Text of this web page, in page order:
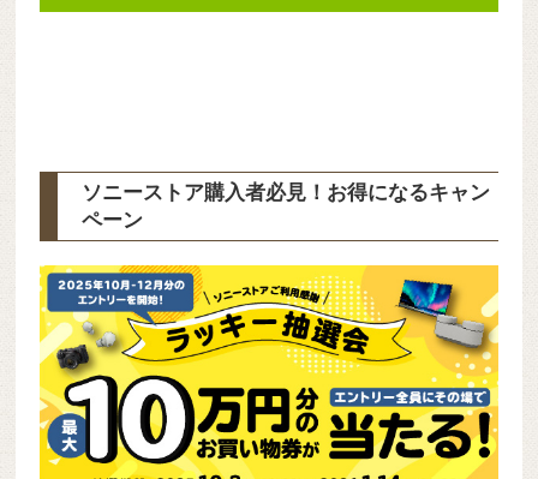
ソニーストア購入者必見！お得になるキャン
ペーン